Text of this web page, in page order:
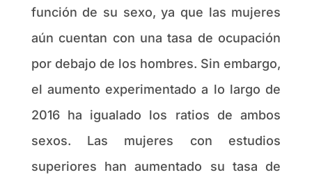
función de su sexo, ya que las mujeres
aún cuentan con una tasa de ocupación
por debajo de los hombres. Sin embargo,
el aumento experimentado a lo largo de
2016 ha igualado los ratios de ambos
sexos. Las mujeres con estudios
superiores han aumentado su tasa de